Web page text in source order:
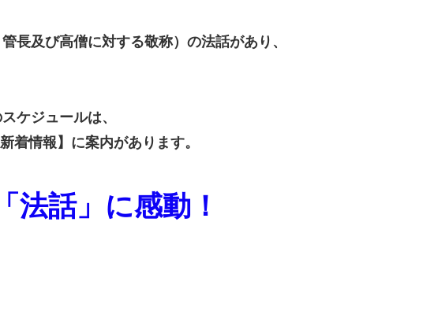
長及び高僧に対する敬称）の法話があり、
ケジュールは、
着情報】に案内があります。
法話」に感動！